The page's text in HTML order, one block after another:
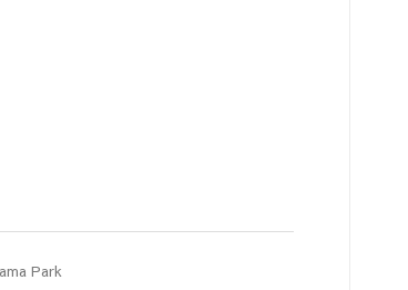
Park